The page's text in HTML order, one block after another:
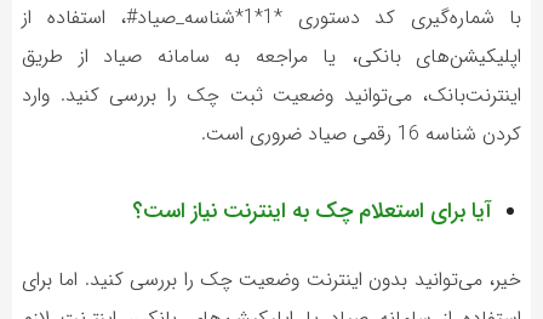
با شماره‌گیری کد دستوری *1*1*شناسه_صیاد#، استفاده از
اپلیکیشن‌های بانکی، یا مراجعه به سامانه صیاد از طریق
اینترنت‌بانک، می‌توانید وضعیت ثبت چک را بررسی کنید. وارد
کردن شناسه 16 رقمی صیاد ضروری است.
آیا برای استعلام چک به اینترنت نیاز است؟
خیر، می‌توانید بدون اینترنت وضعیت چک را بررسی کنید. اما برای